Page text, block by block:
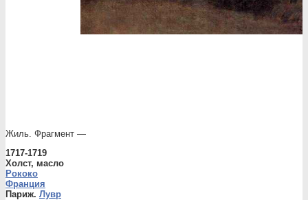
Жиль. Фрагмент —
1717-1719
Холст, масло
Рококо
Франция
Париж. Лувр